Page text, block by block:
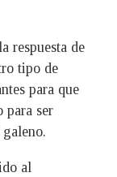
respuesta de
tipo de
para que
para ser
al